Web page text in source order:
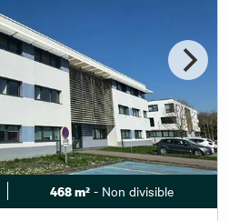
468 m²- Non divisible